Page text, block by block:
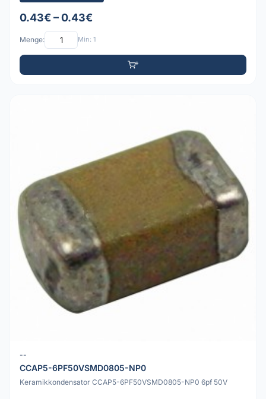
0.43€ – 0.43€
Menge: Min: 1
--
CCAP5-6PF50VSMD0805-NP0
Keramikkondensator CCAP5-6PF50VSMD0805-NP0 6pf 50V